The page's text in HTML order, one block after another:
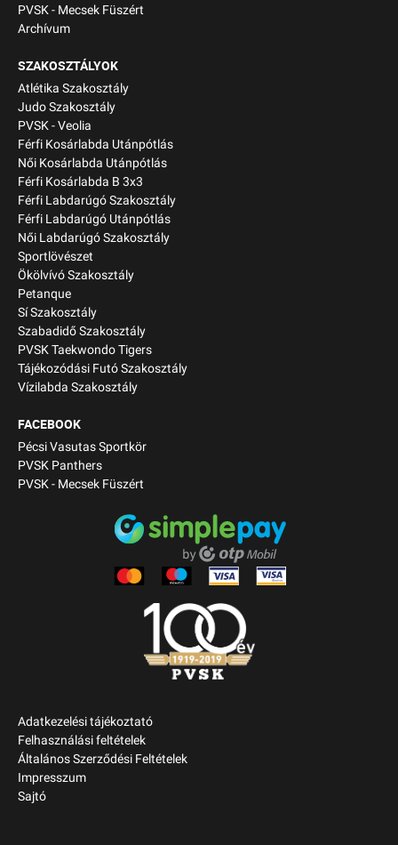
PVSK - Mecsek Füszért
Archívum
SZAKOSZTÁLYOK
Atlétika Szakosztály
Judo Szakosztály
PVSK - Veolia
Férfi Kosárlabda Utánpótlás
Női Kosárlabda Utánpótlás
Férfi Kosárlabda B 3x3
Férfi Labdarúgó Szakosztály
Férfi Labdarúgó Utánpótlás
Női Labdarúgó Szakosztály
Sportlövészet
Ökölvívó Szakosztály
Petanque
Sí Szakosztály
Szabadidő Szakosztály
PVSK Taekwondo Tigers
Tájékozódási Futó Szakosztály
Vízilabda Szakosztály
FACEBOOK
Pécsi Vasutas Sportkör
PVSK Panthers
PVSK - Mecsek Füszért
Adatkezelési tájékoztató
Felhasználási feltételek
Általános Szerződési Feltételek
Impresszum
Sajtó